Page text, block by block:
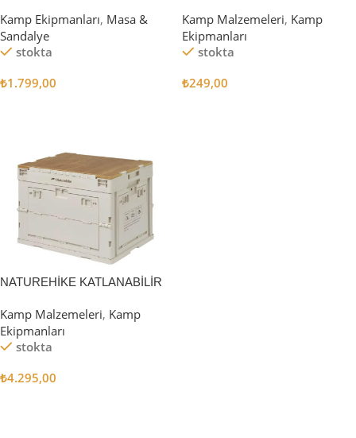
Kamp Ekipmanları, Masa &
Sandalye
stokta
₺1.799,00
Kamp Malzemeleri, Kamp
Ekipmanları
stokta
₺249,00
NATUREHİKE KATLANABİLİR
Kamp Malzemeleri, Kamp
Ekipmanları
stokta
₺4.295,00